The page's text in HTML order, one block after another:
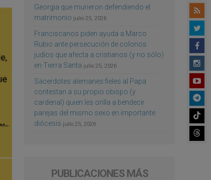
Georgia que murieron defendiendo el
matrimonio julio 25, 2026
Franciscanos piden ayuda a Marco
Rubio ante persecución de colonos
judíos que afecta a cristianos (y no sólo)
en Tierra Santa julio 25, 2026
Sacerdotes alemanes fieles al Papa
contestan a su propio obispo (y
cardenal) quien les orilla a bendecir
parejas del mismo sexo en importante
diócesis julio 25, 2026
PUBLICACIONES MÁS